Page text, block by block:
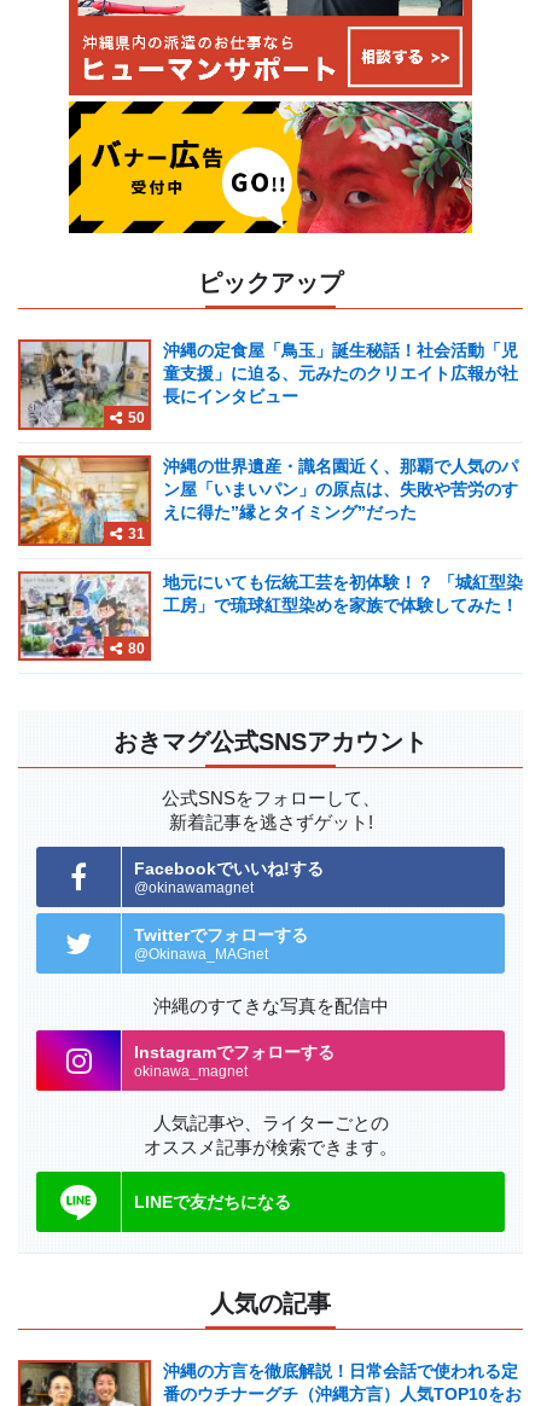
ピックアップ
50
沖縄の定食屋「鳥玉」誕生秘話！社会活動「児
童支援」に迫る、元みたのクリエイト広報が社
長にインタビュー
31
沖縄の世界遺産・識名園近く、那覇で人気のパ
ン屋「いまいパン」の原点は、失敗や苦労のす
えに得た”縁とタイミング”だった
80
地元にいても伝統工芸を初体験！？ 「城紅型染
工房」で琉球紅型染めを家族で体験してみた！
おきマグ公式SNSアカウント
公式SNSをフォローして、
新着記事を逃さずゲット!
Facebookでいいね!する
@okinawamagnet
Twitterでフォローする
@Okinawa_MAGnet
沖縄のすてきな写真を配信中
Instagramでフォローする
okinawa_magnet
人気記事や、ライターごとの
オススメ記事が検索できます。
LINEで友だちになる
人気の記事
沖縄の方言を徹底解説！日常会話で使われる定
番のウチナーグチ（沖縄方言）人気TOP10をお